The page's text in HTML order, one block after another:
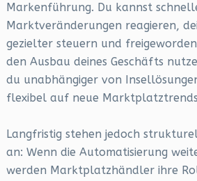
Markenführung. Du kannst
Marktveränderungen reagieren,
gezielter steuern und
den Ausbau deines Geschäfts
du unabhängiger von
flexibel auf neue
Langfristig stehen jedoch
an: Wenn die Automatisierung
werden Marktplatzhändler ihre